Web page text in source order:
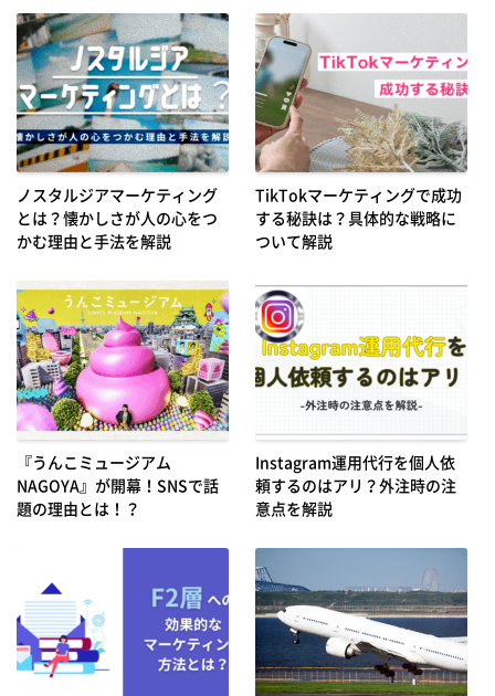
ノスタルジアマーケティング
とは？懐かしさが人の心をつ
かむ理由と手法を解説
TikTokマーケティングで成功
する秘訣は？具体的な戦略に
ついて解説
『うんこミュージアム
NAGOYA』が開幕！SNSで話
題の理由とは！？
Instagram運用代行を個人依
頼するのはアリ？外注時の注
意点を解説